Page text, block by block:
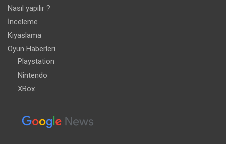
Nasıl yapılır ?
İnceleme
Kıyaslama
Oyun Haberleri
Playstation
Nintendo
XBox